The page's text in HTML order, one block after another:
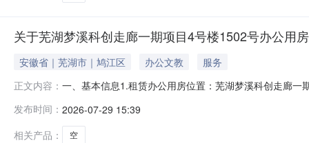
关于芜湖梦溪科创走廊一期项目4号楼1502号办公用
安徽省｜芜湖市｜鸠江区 办公文教
服务
正文内容： 一、基本信息1.租赁办公用房位置：芜湖梦溪科创走廊
楼1502号办公用房租赁费底价为26元/㎡/月3.租赁年限
发布时间： 2026-07-29 15:39
相关产品：
空